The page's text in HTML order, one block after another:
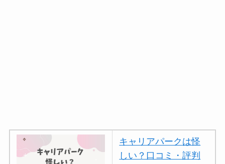
キャリアパークは怪
しい？口コミ・評判